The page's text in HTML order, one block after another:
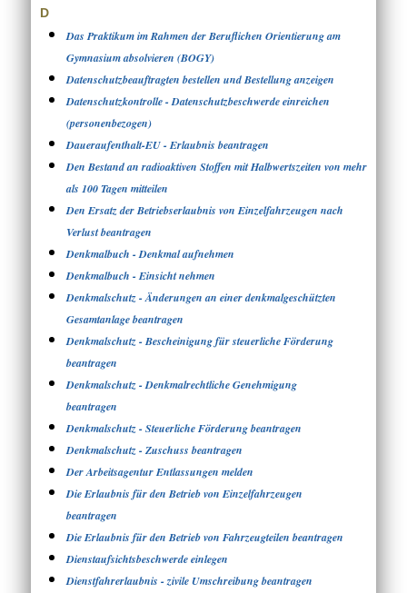
D
Das Praktikum im Rahmen der Beruflichen Orientierung am
Gymnasium absolvieren (BOGY)
Datenschutzbeauftragten bestellen und Bestellung anzeigen
Datenschutzkontrolle - Datenschutzbeschwerde einreichen
(personenbezogen)
Daueraufenthalt-EU - Erlaubnis beantragen
Den Bestand an radioaktiven Stoffen mit Halbwertszeiten von mehr
als 100 Tagen mitteilen
Den Ersatz der Betriebserlaubnis von Einzelfahrzeugen nach
Verlust beantragen
Denkmalbuch - Denkmal aufnehmen
Denkmalbuch - Einsicht nehmen
Denkmalschutz - Änderungen an einer denkmalgeschützten
Gesamtanlage beantragen
Denkmalschutz - Bescheinigung für steuerliche Förderung
beantragen
Denkmalschutz - Denkmalrechtliche Genehmigung
beantragen
Denkmalschutz - Steuerliche Förderung beantragen
Denkmalschutz - Zuschuss beantragen
Der Arbeitsagentur Entlassungen melden
Die Erlaubnis für den Betrieb von Einzelfahrzeugen
beantragen
Die Erlaubnis für den Betrieb von Fahrzeugteilen beantragen
Dienstaufsichtsbeschwerde einlegen
Dienstfahrerlaubnis - zivile Umschreibung beantragen